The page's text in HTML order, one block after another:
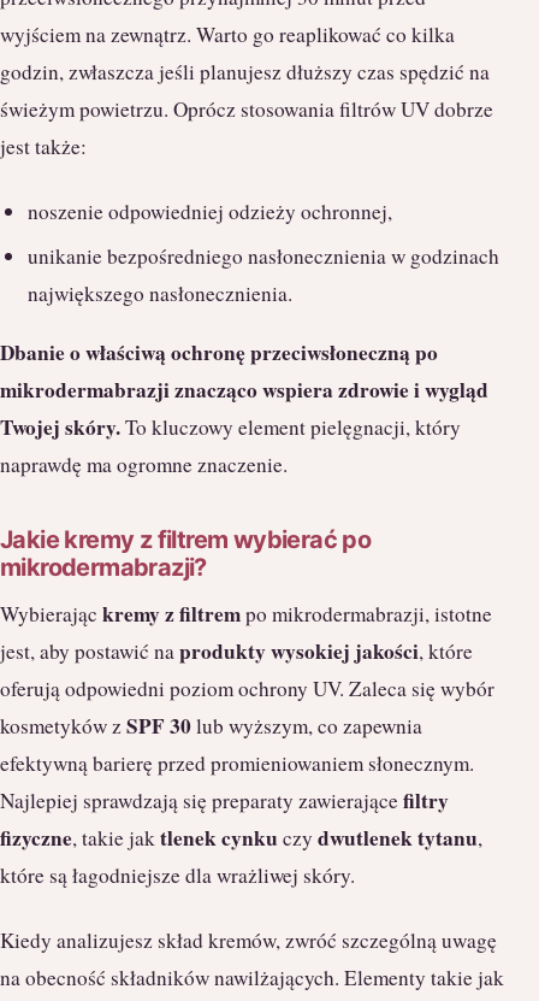
wyjściem na zewnątrz. Warto go reaplikować co kilka
godzin, zwłaszcza jeśli planujesz dłuższy czas spędzić na
świeżym powietrzu. Oprócz stosowania filtrów UV dobrze
jest także:
noszenie odpowiedniej odzieży ochronnej,
unikanie bezpośredniego nasłonecznienia w godzinach
największego nasłonecznienia.
Dbanie o właściwą ochronę przeciwsłoneczną po
mikrodermabrazji znacząco wspiera zdrowie i wygląd
Twojej skóry.To kluczowy element pielęgnacji, który
naprawdę ma ogromne znaczenie.
Jakie kremy z filtrem wybierać po
mikrodermabrazji?
Wybierając kremy z filtrempo mikrodermabrazji, istotne
jest, aby postawić naprodukty wysokiej jakości, które
oferują odpowiedni poziom ochrony UV. Zaleca się wybór
kosmetyków zSPF 30lub wyższym, co zapewnia
efektywną barierę przed promieniowaniem słonecznym.
Najlepiej sprawdzają się preparaty zawierającefiltry
fizyczne, takie jaktlenek cynkuczy dwutlenek tytanu,
które są łagodniejsze dla wrażliwej skóry.
Kiedy analizujesz skład kremów, zwróć szczególną uwagę
na obecność składników nawilżających. Elementy takie jak